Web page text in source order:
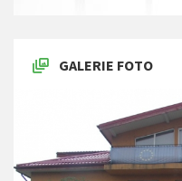
GALERIE FOTO